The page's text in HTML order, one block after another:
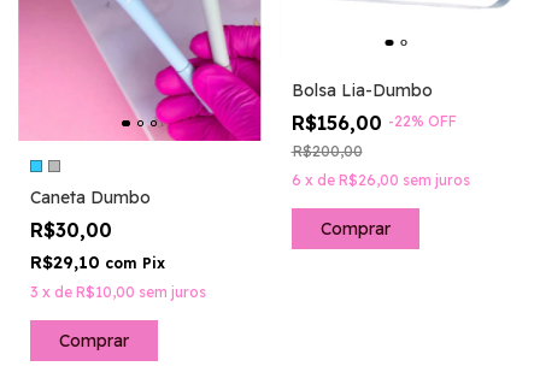
Caneta Dumbo
R$30,00
R$29,10 com Pix
3 x de R$10,00 sem juros
Comprar
Bolsa Lia-Dumbo
R$156,00 -22% OFF
R$200,00
6 x de R$26,00 sem juros